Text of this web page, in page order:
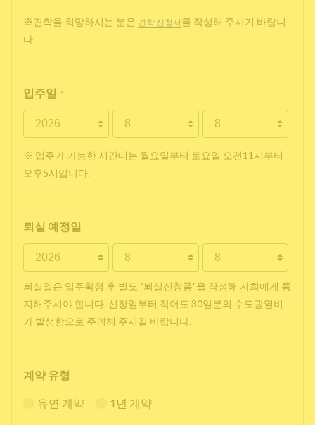
※견학을 희망하시는 분은 견학 신청서 를 작성해 주시기 바랍니
다.
입주일 *
※ 입주가 가능한 시간대는 월요일부터 토요일 오전11시부터
오후5시입니다.
퇴실 예정일
퇴실일은 입주확정 후 별도 "퇴실신청폼"을 작성해 저희에게 통
지해주셔야 합니다. 신청일부터 적어도 30일분의 수도광열비
가 발생함으로 주의해 주시길 바랍니다.
계약 유형
유연 계약 1년 계약